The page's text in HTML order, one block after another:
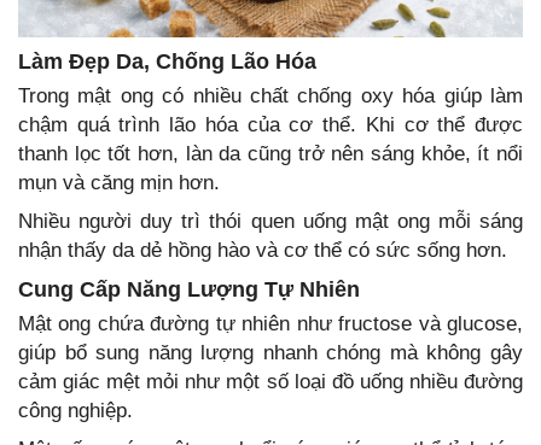
Làm Đẹp Da, Chống Lão Hóa
Trong mật ong có nhiều chất chống oxy hóa giúp làm
chậm quá trình lão hóa của cơ thể. Khi cơ thể được
thanh lọc tốt hơn, làn da cũng trở nên sáng khỏe, ít nổi
mụn và căng mịn hơn.
Nhiều người duy trì thói quen uống mật ong mỗi sáng
nhận thấy da dẻ hồng hào và cơ thể có sức sống hơn.
Cung Cấp Năng Lượng Tự Nhiên
Mật ong chứa đường tự nhiên như fructose và glucose,
giúp bổ sung năng lượng nhanh chóng mà không gây
cảm giác mệt mỏi như một số loại đồ uống nhiều đường
công nghiệp.